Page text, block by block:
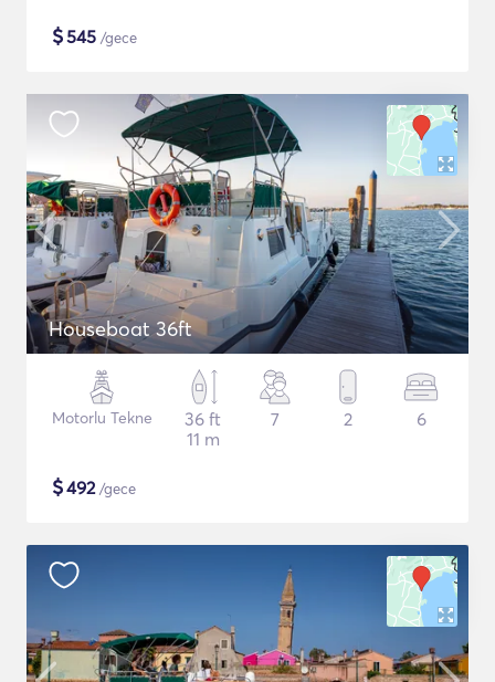
$545 /gece
Houseboat 36ft
Motorlu Tekne
36 ft
11 m
7 2 6
$492/gece